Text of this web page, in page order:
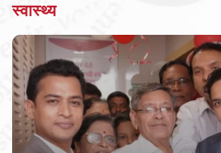
स्वास्थ्य